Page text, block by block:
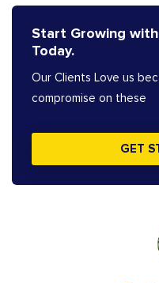
Start Growing
Today.
Our Clients Love us
compromise on these
GET